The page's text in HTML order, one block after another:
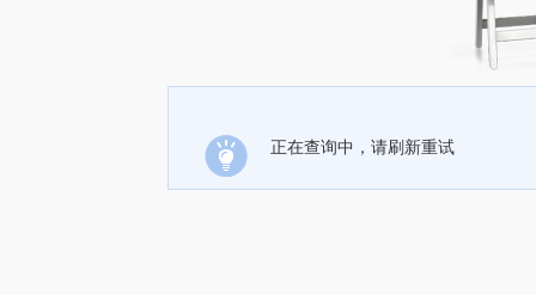
正在查询中，请刷新重试